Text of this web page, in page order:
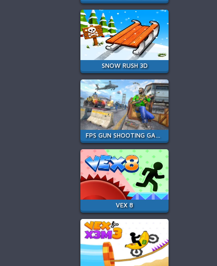
SNOW RUSH 3D
FPS GUN SHOOTING GAME 3D
VEX 8